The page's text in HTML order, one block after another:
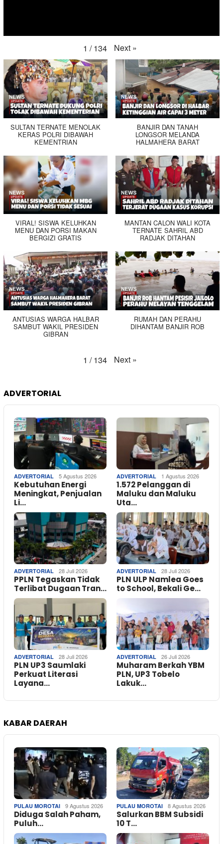
1 / 134 Next »
SULTAN TERNATE MENOLAK
KERAS POLRI DIBAWAH
KEMENTRIAN
BANJIR DAN TANAH
LONGSOR MELANDA
HALMAHERA BARAT
VIRAL! SISWA KELUHKAN
MENU DAN PORSI MAKAN
BERGIZI GRATIS
MANTAN CALON WALI KOTA
TERNATE SAHRIL ABD
RADJAK DITAHAN
ANTUSIAS WARGA HALBAR
SAMBUT WAKIL PRESIDEN
GIBRAN
RUMAH DAN PERAHU
DIHANTAM BANJIR ROB
1 / 134 Next »
ADVERTORIAL
ADVERTORIAL 5 Agustus 2026
Kebutuhan Energi
Meningkat, Penjualan
Li…
ADVERTORIAL 1 Agustus 2026
1.572 Pelanggan di
Maluku dan Maluku
Uta…
ADVERTORIAL 28 Juli 2026
PPLN Tegaskan Tidak
Terlibat Dugaan Tran…
ADVERTORIAL 28 Juli 2026
PLN ULP Namlea Goes
to School, Bekali Ge…
ADVERTORIAL 28 Juli 2026
PLN UP3 Saumlaki
Perkuat Literasi
Layana…
ADVERTORIAL 26 Juli 2026
Muharam Berkah YBM
PLN, UP3 Tobelo
Lakuk…
KABAR DAERAH
PULAU MOROTAI 9 Agustus 2026
Diduga Salah Paham,
Puluh…
PULAU MOROTAI 8 Agustus 2026
Salurkan BBM Subsidi
10 T…